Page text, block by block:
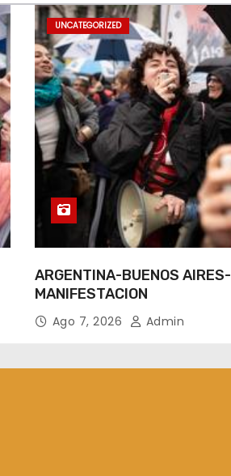
UNCATEGORIZED
ARGENTINA-BUENOS AIRES-
MANIFESTACION
Ago 7, 2026 Admin